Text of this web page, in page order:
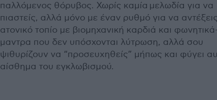
παλλόμενος θόρυβος. Χωρίς καμία μελωδία για να
πιαστείς, αλλά μόνο με έναν ρυθμό για να
ατονικό τοπίο με βιομηχανική καρδιά και
μαντρα που δεν υπόσχονται λύτρωση, αλλά σου
ψιθυρίζουν να “προσευχηθείς” μήπως και φύγει
αίσθημα του εγκλωβισμού.